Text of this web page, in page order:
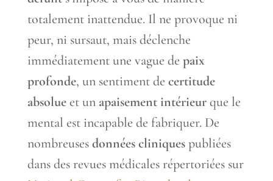
totalement inattendue. Il ne provoque ni
peur, ni sursaut, mais déclenche
immédiatement une vague de paix
profonde, un sentiment de certitude
absolueet un apaisement intérieurque le
mental est incapable de fabriquer. De
nombreusesdonnées cliniquespubliées
dans des revues médicales répertoriées sur